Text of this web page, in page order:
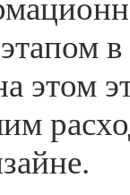
в
этом